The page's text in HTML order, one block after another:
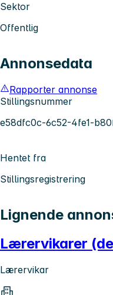
Sektor
Offentlig
Annonsedata
Rapporter annonse
Stillingsnummer
e58dfc0c-6c52-4fe1-
Hentet fra
Stillingsregistrering
Lignende
Lærervikarer
Lærervikar